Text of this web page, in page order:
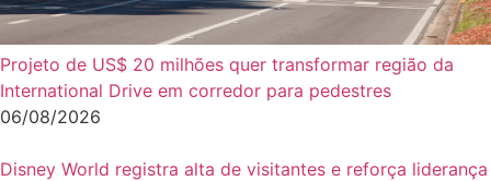
Projeto de US$ 20 milhões quer transformar região da
International Drive em corredor para pedestres
06/08/2026
Disney World registra alta de visitantes e reforça liderança